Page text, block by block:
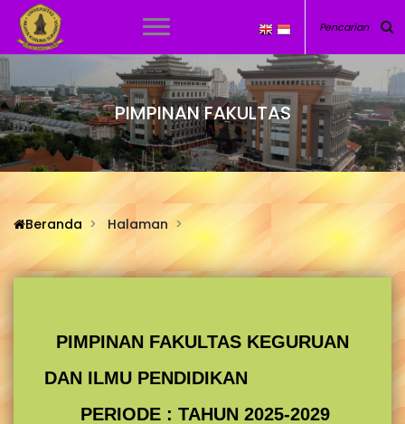
PIMPINAN FAKULTAS
Beranda Halaman
PIMPINAN FAKULTAS KEGURUAN
DAN ILMU PENDIDIKAN
PERIODE : TAHUN 2025-2029